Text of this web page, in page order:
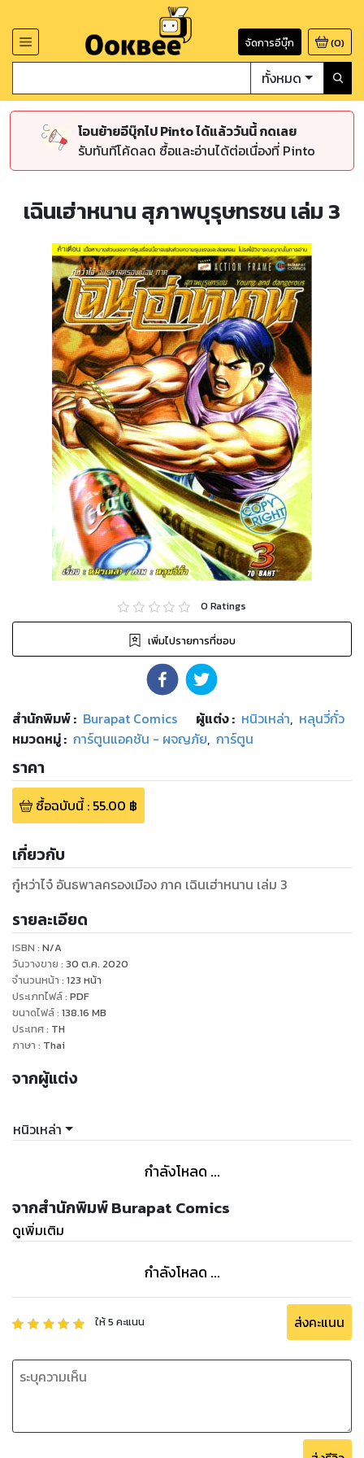
จัดการอีบุ๊ก (0)
ทั้งหมด
โอนย้ายอีบุ๊กไป Pinto ได้แล้ววันนี้ กดเลย
รับทันทีโค้ดลด ซื้อและอ่านได้ต่อเนื่องที่ Pinto
เฉินเฮ่าหนาน สุภาพบุรุษทรชน เล่ม 3
0 Ratings
เพิ่มไปรายการที่ชอบ
สำนักพิมพ์: Burapat Comics ผู้แต่ง : หนิวเหล่า, หลุนวี่กั๋ว
หมวดหมู่: การ์ตูนแอคชัน - ผจญภัย, การ์ตูน
ราคา
ซื้อฉบับนี้: 55.00 ฿
เกี่ยวกับ
กู๋หว่าไจ๋ อันธพาลครองเมือง ภาค เฉินเฮ่าหนาน เล่ม 3
รายละเอียด
ISBN : N/A
วันวางขาย : 30 ต.ค. 2020
จำนวนหน้า : 123 หน้า
ประเภทไฟล์: PDF
ขนาดไฟล์: 138.16 MB
ประเทศ: TH
ภาษา : Thai
จากผู้แต่ง
หนิวเหล่า
กำลังโหลด ...
จากสำนักพิมพ์ Burapat Comics
ดูเพิ่มเติม
กำลังโหลด ...
ให้5 คะแนน ส่งคะแนน